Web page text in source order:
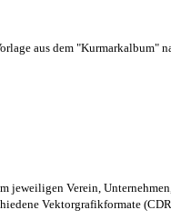
aus dem "Kurmarkalbum"
jeweiligen Verein, Unternehmen,
Vektorgrafikformate